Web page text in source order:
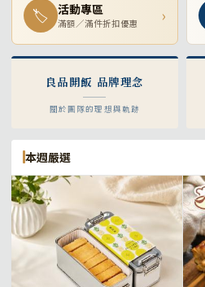
🏷 活動專區
滿額／滿件折扣優惠 ›
良品開飯 品牌理念
關於團隊的理想與軌跡
本週嚴選